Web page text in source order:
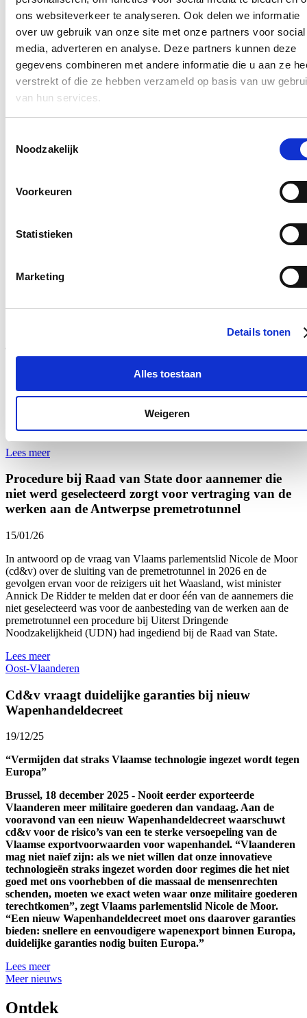
ons websiteverkeer te analyseren. Ook delen we informatie
over uw gebruik van onze site met onze partners voor social
media, adverteren en analyse. Deze partners kunnen deze
gegevens combineren met andere informatie die u aan ze
verstrekt of die ze hebben verzameld op basis van uw
van hun services.
Noodzakelijk
Voorkeuren
Statistieken
Marketing
Details tonen
Alles toestaan
Weigeren
voldoen. Zo moeten ze over een stage- of vrijwilligersovereenkomst
beschikken. Verder moeten ze kunnen aantonen voldoende
bestaansmiddelen te hebben.
De nieuwe wetgeving treedt in werking op 1 januari 2023, met
uitzondering van de procedure voor onderzoekers via het digitale
loket ‘Working in Belgium’, die op 1 maart 2023 in werking treedt.
Het gaat om de omzetting van een Europese richtlijn.
Een voorbeeldfunctie: Verander de wereld, begin bij
Er zijn van die weken waarin je je afvraagt: Hoe zijn we in
opnieuw pijnlijk duidelijk hoe hard en persoonlijk het politieke en
publieke debat kan ontsporen.
Lees meer
Procedure bij Raad van State door aannemer die
niet werd geselecteerd zorgt voor vertraging van de
werken aan de Antwerpse premetrotunnel
15/01/26
In antwoord op de vraag van Vlaams parlementslid Nicole de Moor
(cd&v) over de sluiting van de premetrotunnel in 2026 en de
gevolgen ervan voor de reizigers uit het Waasland, wist minister
Annick De Ridder te melden dat er door één van de aannemers die
niet geselecteerd was voor de aanbesteding van de werken aan de
premetrotunnel een procedure bij Uiterst Dringende
Noodzakelijkheid (UDN) had ingediend bij de Raad van State.
Lees meer
Oost-Vlaanderen
Cd&v vraagt duidelijke garanties bij nieuw
Wapenhandeldecreet
19/12/25
“Vermijden dat straks Vlaamse technologie ingezet wordt tegen
Europa”
Brussel, 18 december 2025 - Nooit eerder exporteerde
Vlaanderen meer militaire goederen dan vandaag. Aan de
vooravond van een nieuw Wapenhandeldecreet waarschuwt
cd&v voor de risico’s van een te sterke versoepeling van de
Vlaamse exportvoorwaarden voor wapenhandel. “Vlaanderen
mag niet naïef zijn: als we niet willen dat onze innovatieve
technologieën straks ingezet worden door regimes die het niet
goed met ons voorhebben of die massaal de mensenrechten
schenden, moeten we exact weten waar onze militaire goederen
terechtkomen”, zegt Vlaams parlementslid Nicole de Moor.
“Een nieuw Wapenhandeldecreet moet ons daarover garanties
bieden: snellere en eenvoudigere wapenexport binnen Europa,
duidelijke garanties nodig buiten Europa.”
Lees meer
Meer nieuws
Ontdek